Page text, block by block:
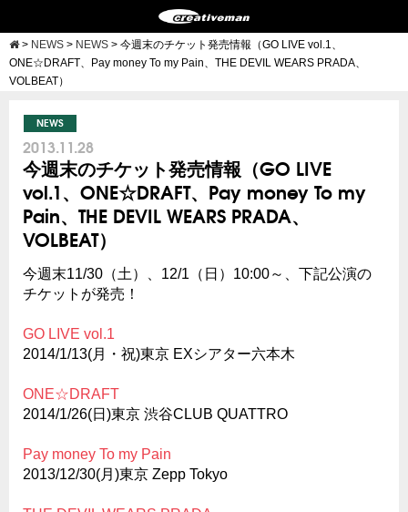
> NEWS > NEWS > 今週末のチケット発売情報（GO LIVE vol.1、
ONE☆DRAFT、Pay money To my Pain、THE DEVIL WEARS PRADA、
VOLBEAT）
NEWS
2013.11.28
今週末のチケット発売情報（GO LIVE
vol.1、ONE☆DRAFT、Pay money To my
Pain、THE DEVIL WEARS PRADA、
VOLBEAT）
今週末11/30（土）、12/1（日）10:00～、下記公演の
チケットが発売！
GO LIVE vol.1
2014/1/13(月・祝)東京 EXシアター六本木
ONE☆DRAFT
2014/1/26(日)東京 渋谷CLUB QUATTRO
Pay money To my Pain
2013/12/30(月)東京 Zepp Tokyo